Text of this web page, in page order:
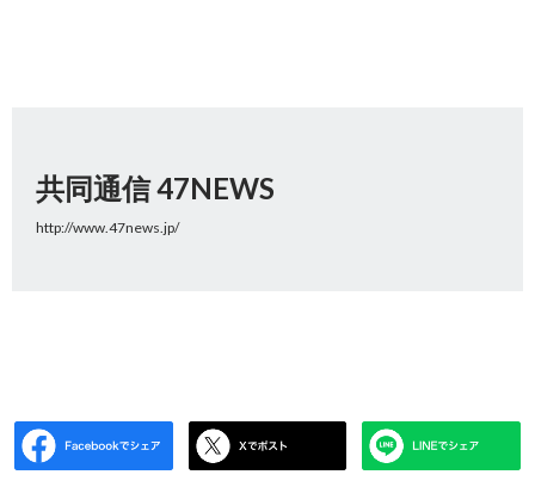
共同通信 47NEWS
http://www.47news.jp/